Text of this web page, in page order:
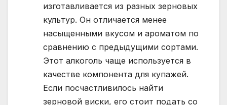
изготавливается из разных зерновых
культур. Он отличается менее
насыщенными вкусом и ароматом по
сравнению с предыдущими сортами.
Этот алкоголь чаще используется в
качестве компонента для купажей.
Если посчастливилось найти
зерновой виски, его стоит подать со